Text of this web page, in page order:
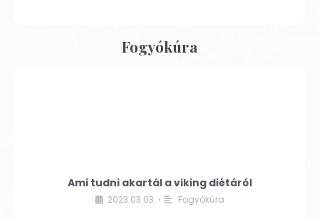
Fogyókúra
Ami tudni akartál a viking diétáról
2023.03.03. • Fogyókúra